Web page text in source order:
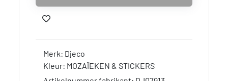
Merk: Djeco
Kleur: MOZAÏEKEN & STICKERS